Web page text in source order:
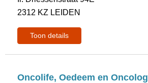
2312 KZ LEIDEN
Toon details
Oncolife, Oedeem en